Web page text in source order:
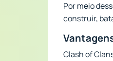
Por meio
construir,
Clash of